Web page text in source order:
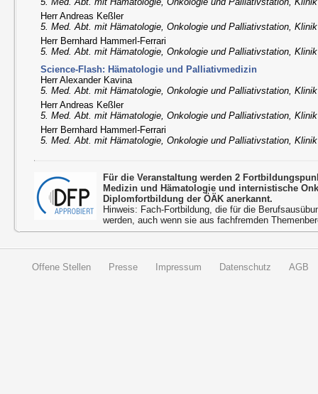
Herr Andreas Keßler
5. Med. Abt. mit Hämatologie, Onkologie und Palliativstation,
Herr Bernhard Hammerl-Ferrari
5. Med. Abt. mit Hämatologie, Onkologie und Palliativstation,
Science-Flash: Hämatologie und Palliativmedizin
Herr Alexander Kavina
5. Med. Abt. mit Hämatologie, Onkologie und Palliativstation,
Herr Andreas Keßler
5. Med. Abt. mit Hämatologie, Onkologie und Palliativstation,
Herr Bernhard Hammerl-Ferrari
5. Med. Abt. mit Hämatologie, Onkologie und Palliativstation,
Für die Veranstaltung werden 2
Medizin und Hämatologie und internistische
Diplomfortbildung der ÖÄK anerkannt.
Hinweis: Fach-Fortbildung, die für die
werden, auch wenn sie aus fachfremden
Offene Stellen Presse Impressum Datenschutz AGB